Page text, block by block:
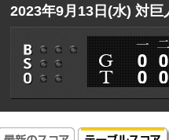
2023年9月13日(水) 対巨